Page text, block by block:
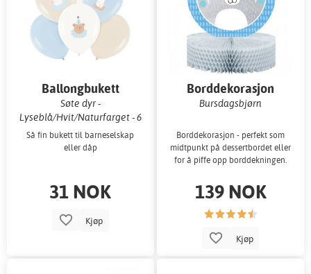
Ballongbukett
Søte dyr -
Lyseblå/Hvit/Naturfarget - 6
stk
Så fin bukett til barneselskap
eller dåp
31 NOK
Kjøp
Borddekorasjon
Bursdagsbjørn
Borddekorasjon - perfekt som
midtpunkt på dessertbordet eller
for å piffe opp borddekningen.
139 NOK
Kjøp